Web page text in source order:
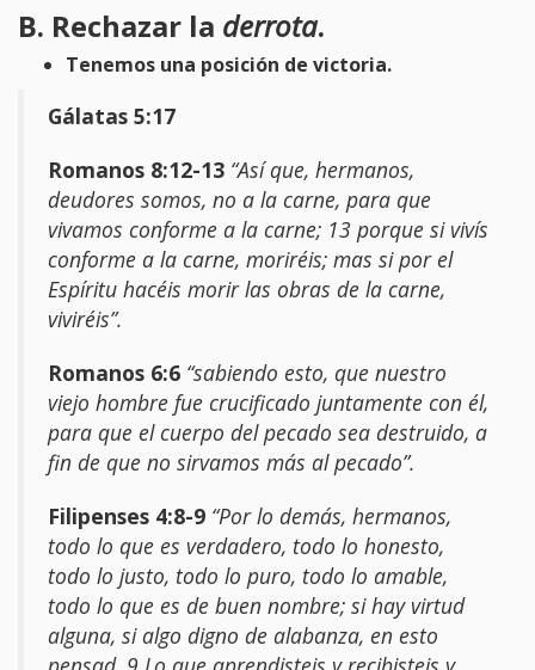
B. Rechazar la derrota.
Tenemos una posición de victoria.
Gálatas 5:17
Romanos 8:12-13 “Así que, hermanos,
deudores somos, no a la carne, para que
vivamos conforme a la carne; 13 porque si vivís
conforme a la carne, moriréis; mas si por el
Espíritu hacéis morir las obras de la carne,
viviréis”.
Romanos 6:6 “sabiendo esto, que nuestro
viejo hombre fue crucificado juntamente con él,
para que el cuerpo del pecado sea destruido, a
fin de que no sirvamos más al pecado”.
Filipenses 4:8-9 “Por lo demás, hermanos,
todo lo que es verdadero, todo lo honesto,
todo lo justo, todo lo puro, todo lo amable,
todo lo que es de buen nombre; si hay virtud
alguna, si algo digno de alabanza, en esto